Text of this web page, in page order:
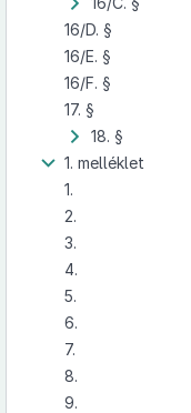
16/D. §
16/E. §
16/F. §
17. §
18. §
1. melléklet
1.
2.
3.
4.
5.
6.
7.
8.
9.